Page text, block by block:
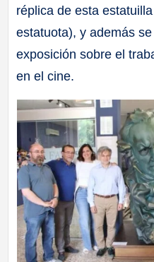
réplica de esta
estatuota), y además
exposición sobre el
en el cine.